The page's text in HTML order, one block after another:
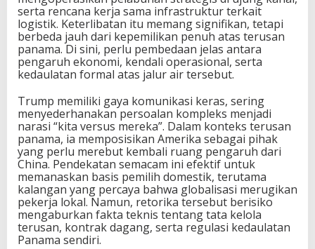
serta rencana kerja sama infrastruktur terkait
logistik. Keterlibatan itu memang signifikan, tetapi
berbeda jauh dari kepemilikan penuh atas terusan
panama. Di sini, perlu pembedaan jelas antara
pengaruh ekonomi, kendali operasional, serta
kedaulatan formal atas jalur air tersebut.
Trump memiliki gaya komunikasi keras, sering
menyederhanakan persoalan kompleks menjadi
narasi “kita versus mereka”. Dalam konteks terusan
panama, ia memposisikan Amerika sebagai pihak
yang perlu merebut kembali ruang pengaruh dari
China. Pendekatan semacam ini efektif untuk
memanaskan basis pemilih domestik, terutama
kalangan yang percaya bahwa globalisasi merugikan
pekerja lokal. Namun, retorika tersebut berisiko
mengaburkan fakta teknis tentang tata kelola
terusan, kontrak dagang, serta regulasi kedaulatan
Panama sendiri.